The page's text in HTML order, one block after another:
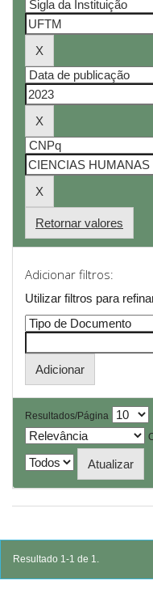
Retornar valores
Adicionar filtros:
Utilizar filtros para
Resultados/Página
Resultado 1-1 de 1.